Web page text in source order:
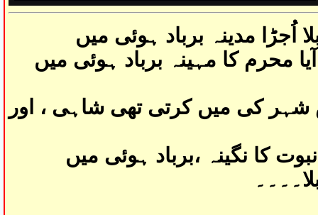
اُجڑا مدینہ برباد ہوئی میں
محرم کا مہینہ برباد ہوئی میں
شہر کی میں کرتی تھی شاہی ، اور
کا نگینہ ،برباد ہوئی میں